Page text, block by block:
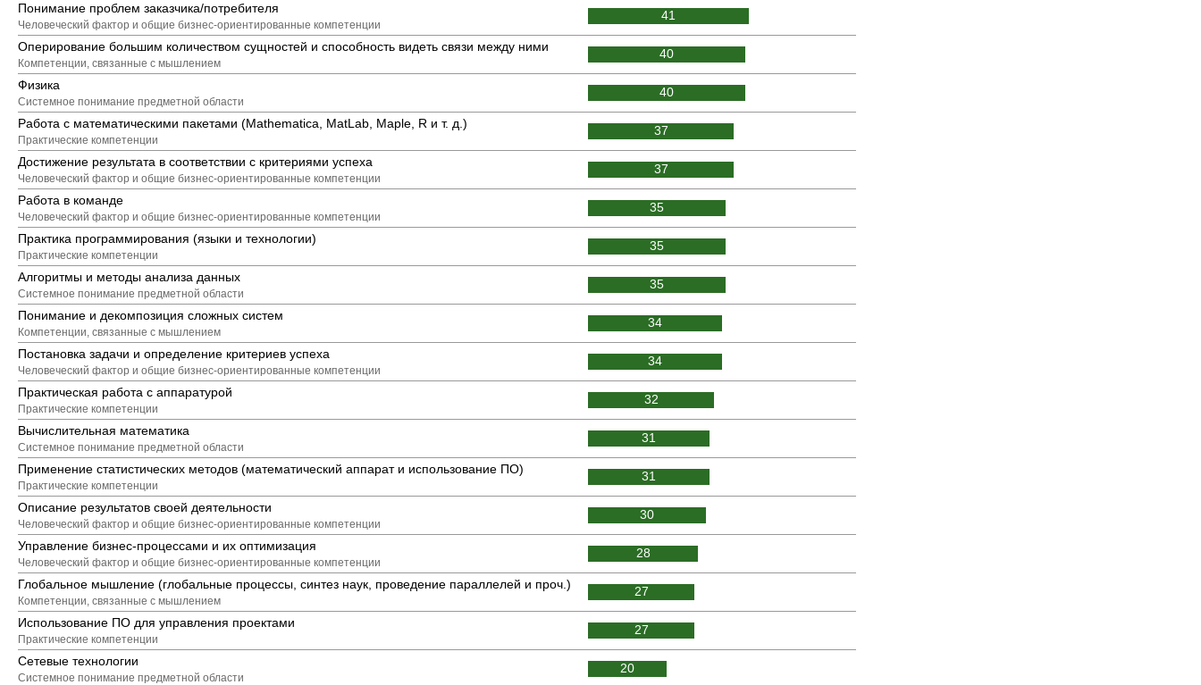
Понимание проблем заказчика/потребителя
Человеческий фактор и общие бизнес-ориентированные компетенции
41
Оперирование большим количеством сущностей и способность видеть связи между ними
Компетенции, связанные с мышлением
40
Физика
Системное понимание предметной области
40
Работа с математическими пакетами (Mathematica, MatLab, Maple, R и т. д.)
Практические компетенции
37
Достижение результата в соответствии с критериями успеха
Человеческий фактор и общие бизнес-ориентированные компетенции
37
Работа в команде
Человеческий фактор и общие бизнес-ориентированные компетенции
35
Практика программирования (языки и технологии)
Практические компетенции
35
Алгоритмы и методы анализа данных
Системное понимание предметной области
35
Понимание и декомпозиция сложных систем
Компетенции, связанные с мышлением
34
Постановка задачи и определение критериев успеха
Человеческий фактор и общие бизнес-ориентированные компетенции
34
Практическая работа с аппаратурой
Практические компетенции
32
Вычислительная математика
Системное понимание предметной области
31
Применение статистических методов (математический аппарат и использование ПО)
Практические компетенции
31
Описание результатов своей деятельности
Человеческий фактор и общие бизнес-ориентированные компетенции
30
Управление бизнес-процессами и их оптимизация
Человеческий фактор и общие бизнес-ориентированные компетенции
28
Глобальное мышление (глобальные процессы, синтез наук, проведение параллелей и проч.)
Компетенции, связанные с мышлением
27
Использование ПО для управления проектами
Практические компетенции
27
Сетевые технологии
Системное понимание предметной области
20